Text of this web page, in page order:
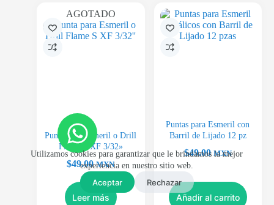
Utilizamos cookies para garantizar que le brindamos la mejor
experiencia en nuestro sitio web.
Aceptar Rechazar
AGOTADO
Punta para Esmeril o Drill
Flame S XF 3/32»
$49.00 MXN
Leer más
Puntas para Esmeril con
Barril de Lijado 12 pz
$49.00 MXN
Añadir al carrito